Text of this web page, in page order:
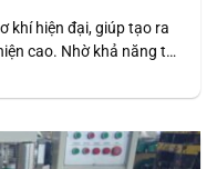
khí hiện đại, giúp tạo ra
cao. Nhờ khả năng tự
ngành công nghiệp như